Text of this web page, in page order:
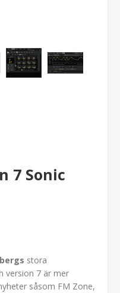
7 Sonic
stora
version 7 är mer
såsom FM Zone,